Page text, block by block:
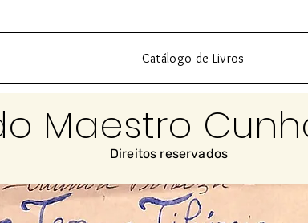
Catálogo de Livros
Maestro
Direitos reservados